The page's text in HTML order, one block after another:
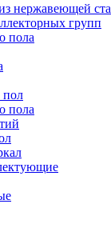
нержавеющей
групп
пола
пол
пола